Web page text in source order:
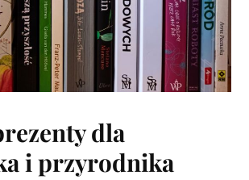
dla
i przyrodnika